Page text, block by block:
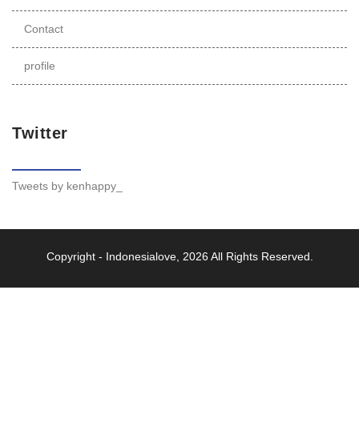
Contact
profile
Twitter
Tweets by kenhappy_
Copyright - Indonesialove, 2026 All Rights Reserved.